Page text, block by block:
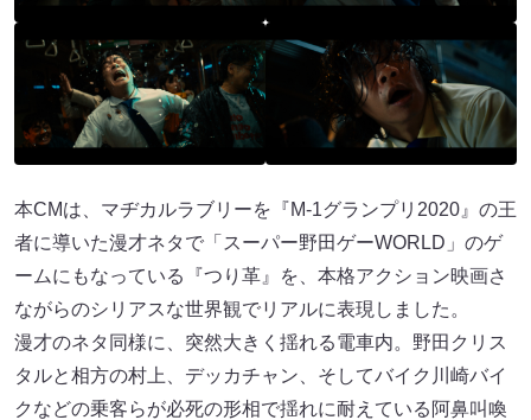
本CMは、マヂカルラブリーを『M-1グランプリ2020』の王
者に導いた漫才ネタで「スーパー野⽥ゲーWORLD」のゲ
ームにもなっている『つり⾰』を、本格アクション映画さ
ながらのシリアスな世界観でリアルに表現しました。
漫才のネタ同様に、突然大きく揺れる電車内。野⽥クリス
タルと相方の村上、デッカチャン、そしてバイク川崎バイ
クなどの乗客らが必死の形相で揺れに耐えている阿鼻叫喚